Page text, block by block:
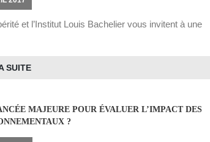
et l’Institut Louis Bachelier vous invitent à une
SUITE
MAJEURE POUR ÉVALUER L’IMPACT DES
?